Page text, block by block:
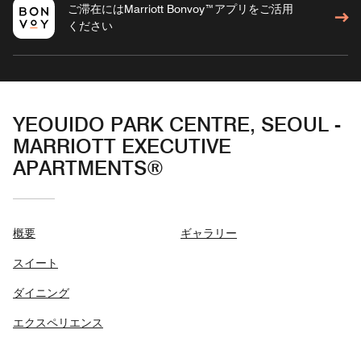
ご滞在にはMarriott Bonvoy™アプリをご活用
ください
YEOUIDO PARK CENTRE, SEOUL -
MARRIOTT EXECUTIVE
APARTMENTS®
概要
スイート
ダイニング
エクスペリエンス
ギャラリー